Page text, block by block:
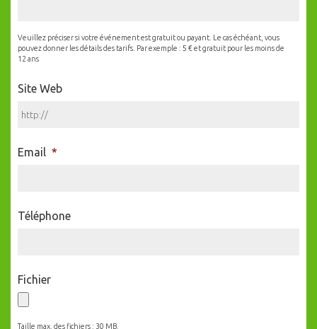
Veuillez préciser si votre événement est gratuit ou payant. Le cas échéant, vous
pouvez donner les détails des tarifs. Par exemple : 5 € et gratuit pour les moins de
12 ans
Site Web
Email *
Téléphone
Fichier
Taille max. des fichiers : 30 MB.